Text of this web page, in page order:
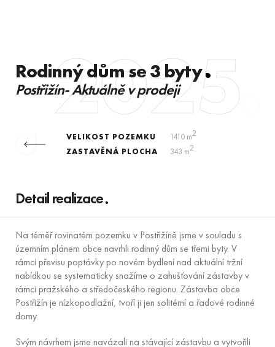
2025
Rodinný dům se 3 byty
Postřižín- Aktuálně v prodeji
VELIKOST POZEMKU 1410 m2
ZASTAVĚNÁ PLOCHA
343 m2
Detail realizace
Na téměř rovinatém pozemku v Postřižíně jsme v souladu s
územním plánem obce navrhli rodinný dům se třemi byty. V
rámci převisu poptávky po novém bydlení nad aktuální tržní
nabídkou se systematicky snažíme o zahušťování zástavby v
rámci pražského a středočeského regionu. Zástavba obce
Postřižín je nízkopodlažní, tvoří ji jen solitérní a řadové rodinné
domy.
Svým návrhem jsme navázali na stávající zástavbu a vytvořili